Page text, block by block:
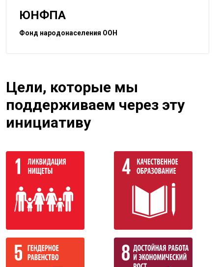
ЮНФПА
Фонд народонаселения ООН
Цели, которые мы
поддерживаем через эту
инициативу